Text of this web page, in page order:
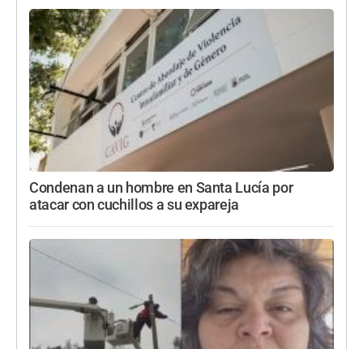
Condenan a un hombre en Santa Lucía por
atacar con cuchillos a su expareja